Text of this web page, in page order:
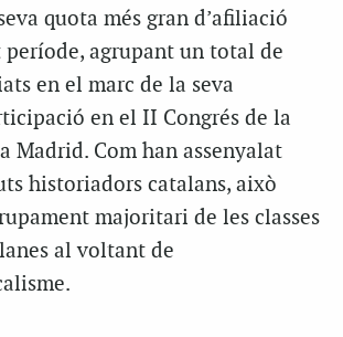
quota més gran d’afiliació
període, agrupant un total de
en el marc de la seva
en el II Congrés de la
Madrid. Com han assenyalat
historiadors catalans, això
majoritari de les classes
al voltant de